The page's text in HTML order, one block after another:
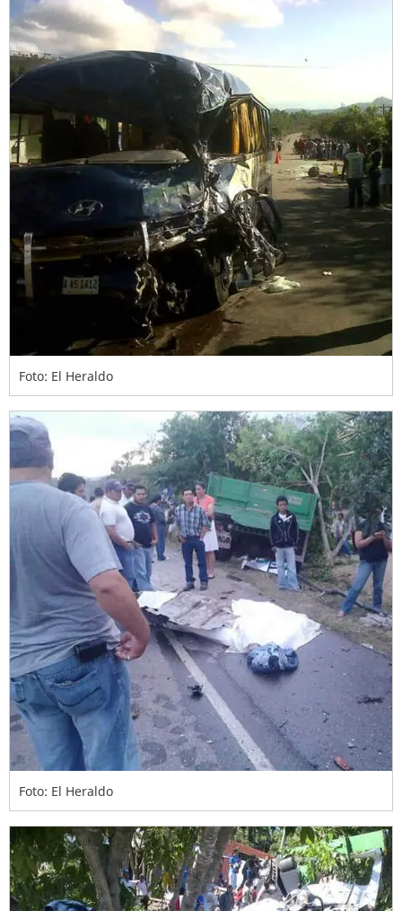
Foto: El Heraldo
Foto: El Heraldo